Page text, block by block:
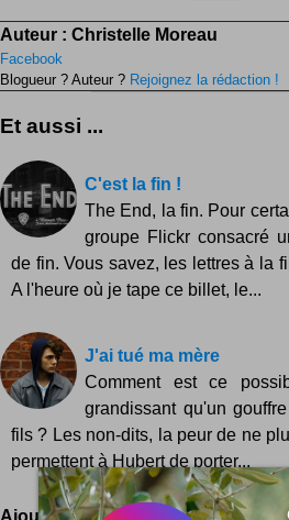
Auteur : Christelle Moreau
Facebook
Blogueur ? Auteur ? Rejoignez la rédaction !
Et aussi ...
C'est la fin !
The End, la fin. Pour
groupe Flickr consacré
de fin. Vous savez, les lettres à la
A l'heure où je tape ce billet, le...
J'ai tué ma mère
Comment est ce
grandissant qu'un
fils ? Les non-dits, la peur de ne
permettent à Hubert de porter...
Ajoutez votre avis !